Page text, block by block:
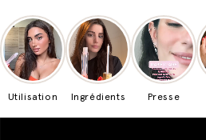
Utilisation Ingrédients Presse